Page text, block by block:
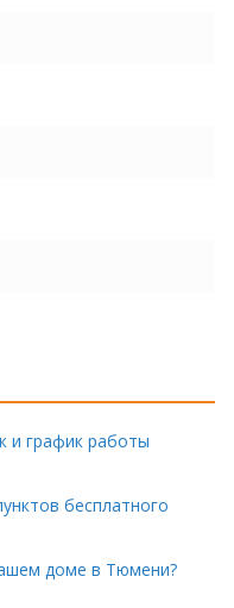
и график работы
бесплатного
доме в Тюмени?